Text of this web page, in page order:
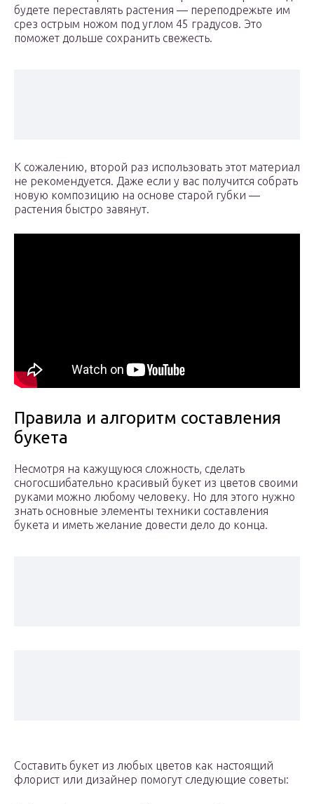
будете переставлять растения — переподрежьте им
срез острым ножом под углом 45 градусов. Это
поможет дольше сохранить свежесть.
К сожалению, второй раз использовать этот материал
не рекомендуется. Даже если у вас получится собрать
новую композицию на основе старой губки —
растения быстро завянут.
Правила и алгоритм составления
букета
Несмотря на кажущуюся сложность, сделать
сногосшибательно красивый букет из цветов своими
руками можно любому человеку. Но для этого нужно
знать основные элементы техники составления
букета и иметь желание довести дело до конца.
Составить букет из любых цветов как настоящий
флорист или дизайнер помогут следующие советы: